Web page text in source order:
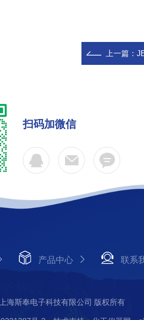
上一篇：
扫码加微信
产品中心 联系
海斯奉电子科技有限公司 版权所有